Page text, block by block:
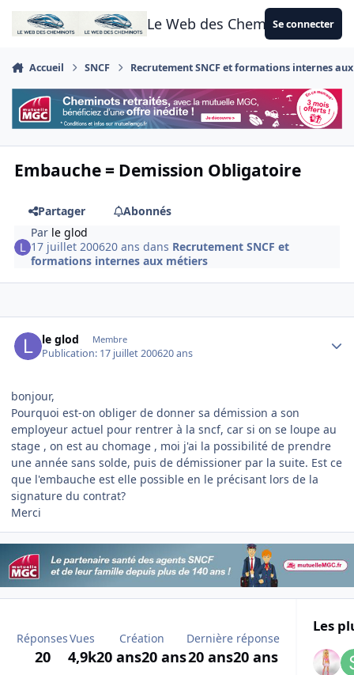
Aller au contenu
Le Web des CheminotsSe connecter
Accueil SNCF Recrutement SNCF et formations internes
Embauche = Demission Obligatoire
Partager
Abonnés
Par le glod
17 juillet 200620 ans dans Recrutement SNCF et
formations internes aux métiers
le glod Membre
Publication: 17 juillet 200620 ans
bonjour,
Pourquoi est-on obliger de donner sa démission a son
employeur actuel pour rentrer à la sncf, car si on se loupe au
stage , on est au chomage , moi j'ai la possibilité de prendre
une année sans solde, puis de démissioner par la suite. Est ce
que l'embauche est elle possible en le précisant lors de la
signature du contrat?
Merci
Réponses
20
Vues
4,9k
Création
20 ans20 ans
Dernière réponse
20 ans20 ans
Les